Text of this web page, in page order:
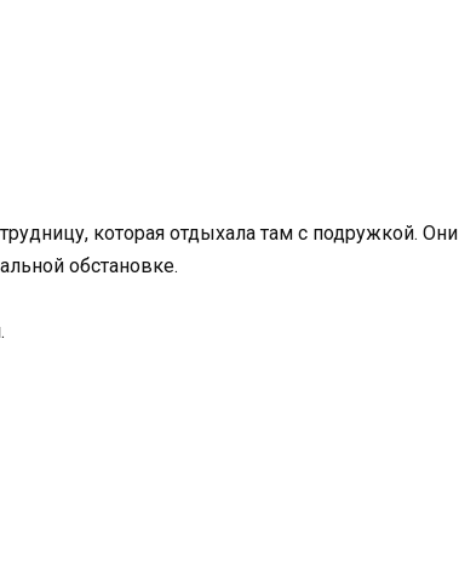
которая отдыхала там с подружкой. Они
обстановке.